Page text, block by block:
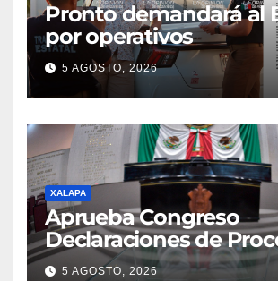
Pronto demandará al
por operativos
5 AGOSTO, 2026
XALAPA
Aprueba Congreso
Declaraciones de
en contra de dos
5 AGOSTO, 2026